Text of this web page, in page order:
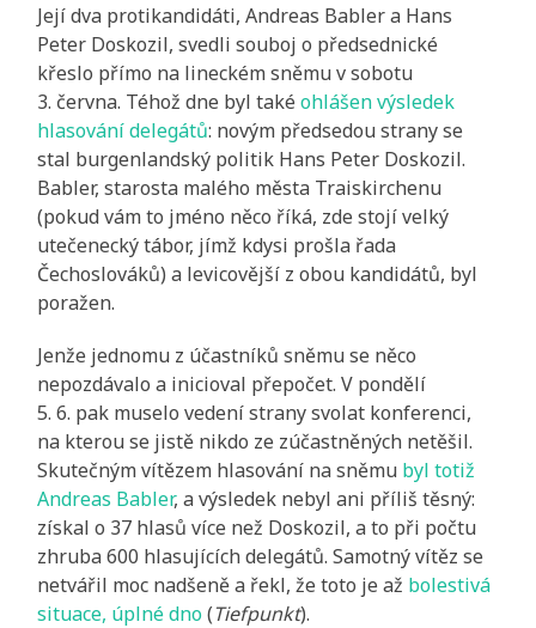
Její dva protikandidáti, Andreas Babler a Hans
Peter Doskozil, svedli souboj o předsednické
křeslo přímo na lineckém sněmu v sobotu
3. června. Téhož dne byl takéohlášen výsledek
hlasování delegátů: novým předsedou strany se
stal burgenlandský politik Hans Peter Doskozil.
Babler, starosta malého města Traiskirchenu
(pokud vám to jméno něco říká, zde stojí velký
utečenecký tábor, jímž kdysi prošla řada
Čechoslováků) a levicovější z obou kandidátů, byl
poražen.
Jenže jednomu z účastníků sněmu se něco
nepozdávalo a inicioval přepočet. V pondělí
5. 6. pak muselo vedení strany svolat konferenci,
na kterou se jistě nikdo ze zúčastněných netěšil.
Skutečným vítězem hlasování na sněmu byl totiž
Andreas Babler, a výsledek nebyl ani příliš těsný:
získal o 37 hlasů více než Doskozil, a to při počtu
zhruba 600 hlasujících delegátů. Samotný vítěz se
netvářil moc nadšeně a řekl, že toto je až bolestivá
situace, úplné dno(Tiefpunkt).